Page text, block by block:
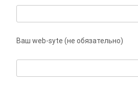
Ваш web-syte (не обязательно)